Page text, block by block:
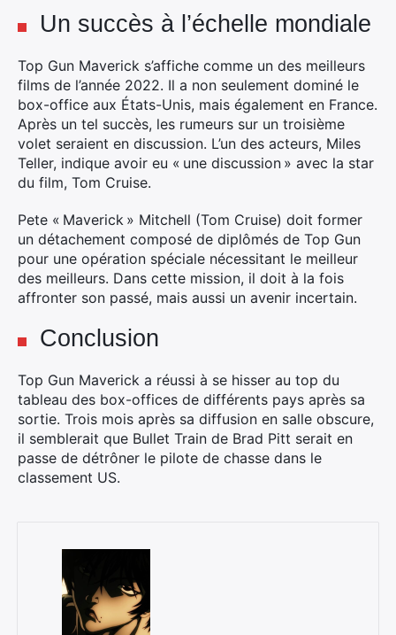
Un succès à l’échelle mondiale
Top Gun Maverick s’affiche comme un des meilleurs
films de l’année 2022. Il a non seulement dominé le
box-office aux États-Unis, mais également en France.
Après un tel succès, les rumeurs sur un troisième
volet seraient en discussion. L’un des acteurs, Miles
Teller, indique avoir eu « une discussion » avec la star
du film, Tom Cruise.
Pete « Maverick » Mitchell (Tom Cruise) doit former
un détachement composé de diplômés de Top Gun
pour une opération spéciale nécessitant le meilleur
des meilleurs. Dans cette mission, il doit à la fois
affronter son passé, mais aussi un avenir incertain.
Conclusion
Top Gun Maverick a réussi à se hisser au top du
tableau des box-offices de différents pays après sa
sortie. Trois mois après sa diffusion en salle obscure,
il semblerait que Bullet Train de Brad Pitt serait en
passe de détrôner le pilote de chasse dans le
classement US.
Rechercher
: